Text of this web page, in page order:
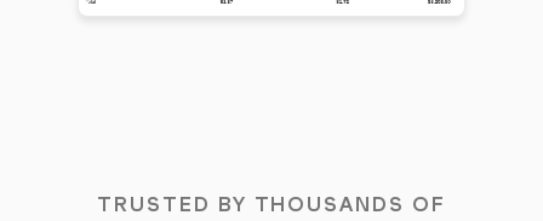
TRUSTED BY THOUSANDS OF